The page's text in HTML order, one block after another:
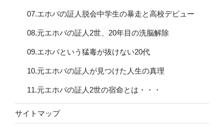
07.エホバの証人脱会中学生の暴走と高校デビュー
08.元エホバの証人2世、20年目の洗脳解除
09.エホバという猛毒が抜けない20代
10.元エホバの証人が見つけた人生の真理
11.元エホバの証人2世の宿命とは・・・
サイトマップ